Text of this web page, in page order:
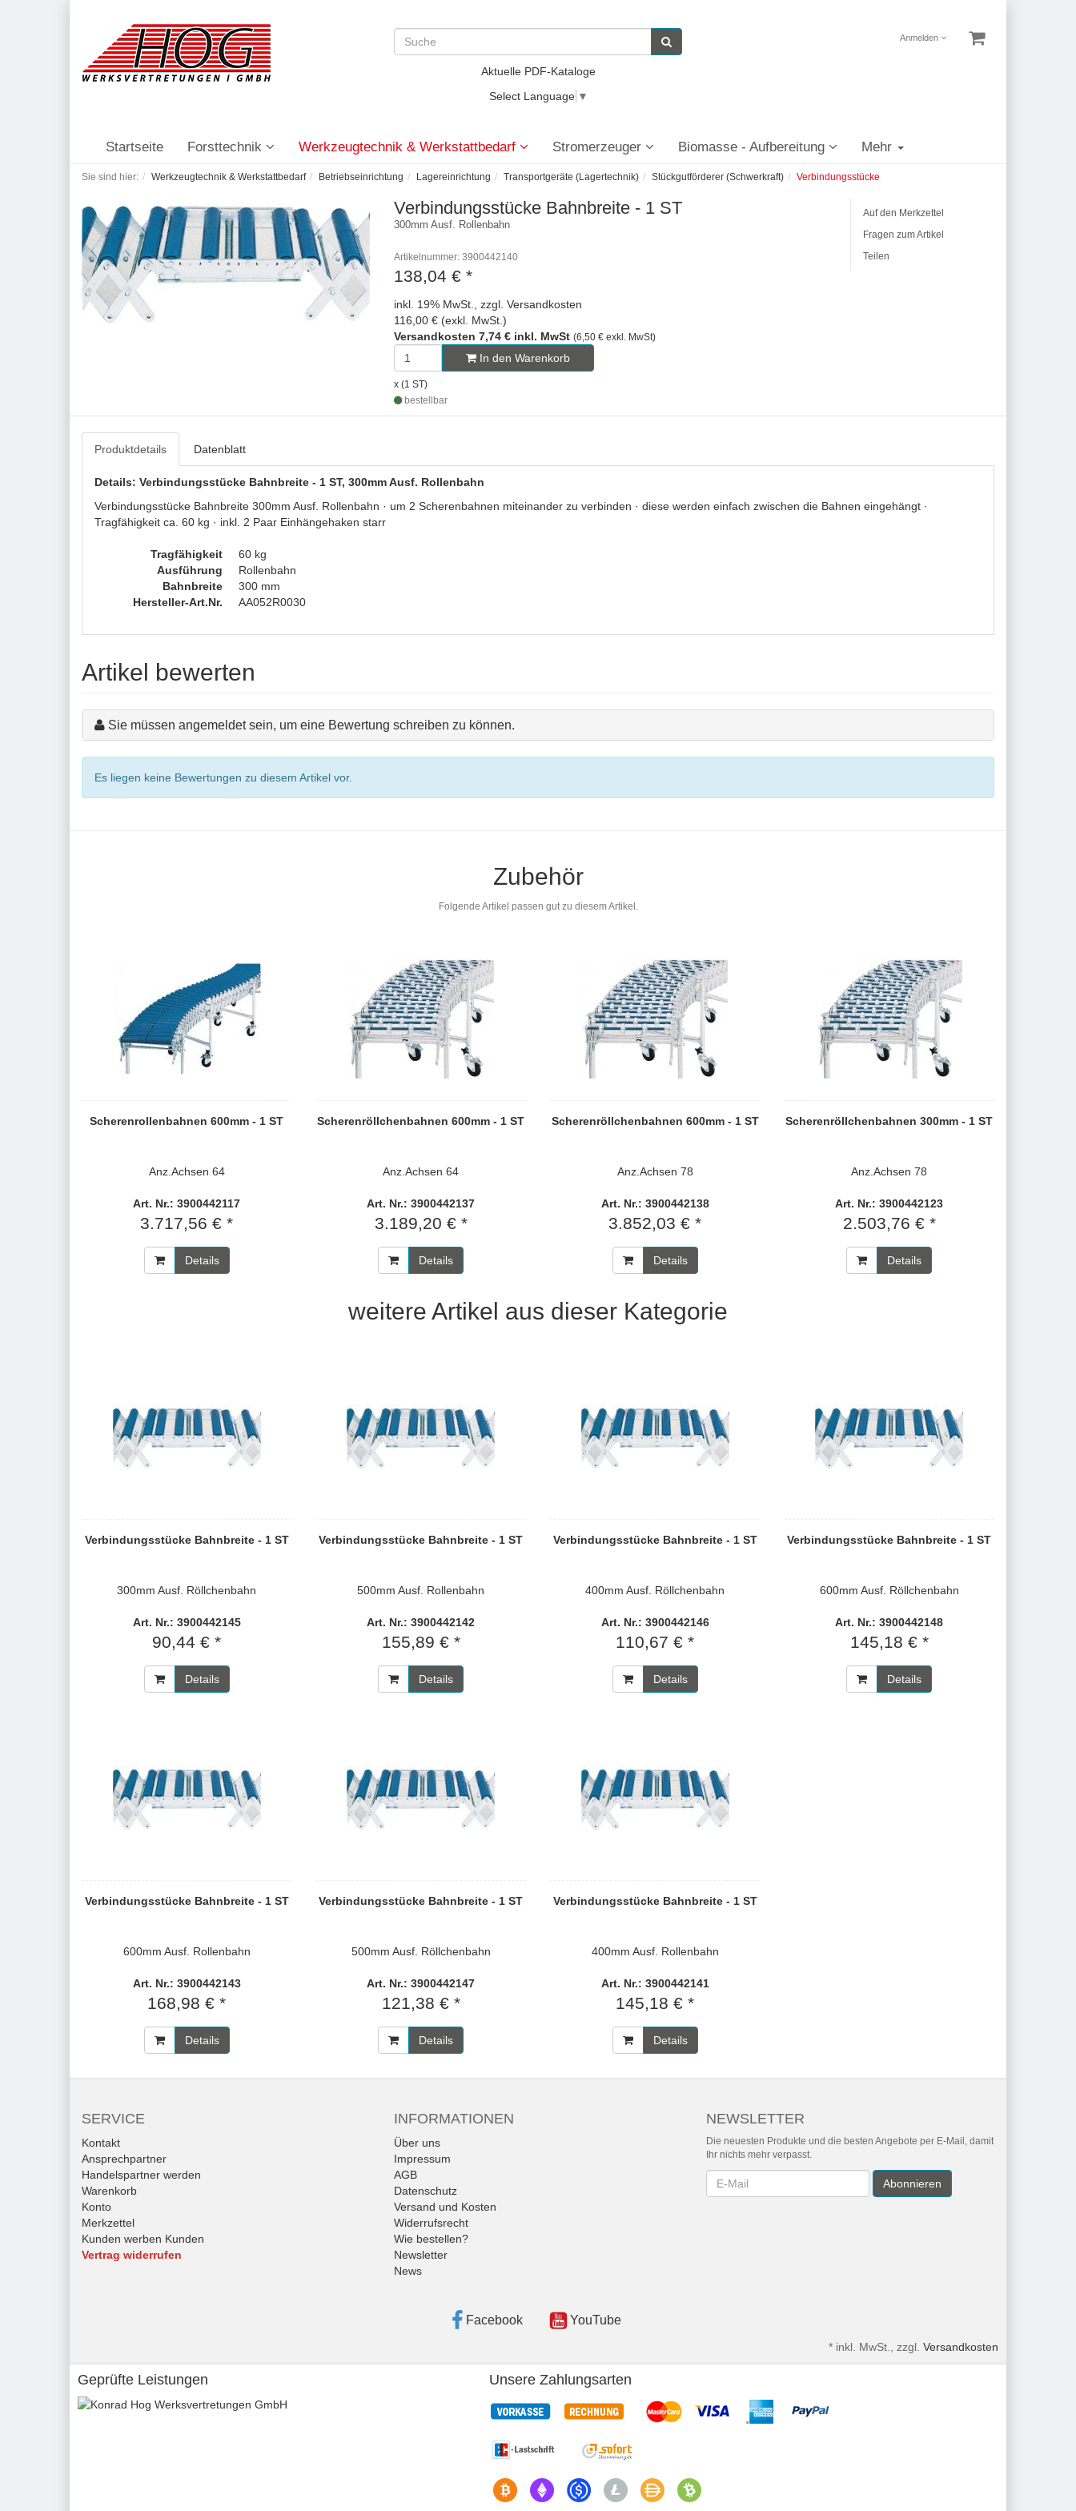
Anmelden
Aktuelle PDF-Kataloge
Select Language ▼
Startseite Forsttechnik Werkzeugtechnik & Werkstattbedarf Stromerzeuger Biomasse - Aufbereitung Mehr
Sie sind hier: Werkzeugtechnik & Werkstattbedarf Betriebseinrichtung Lagereinrichtung Transportgeräte (Lagertechnik) Stückgutförderer (Schwerkraft) Verbindungsstücke
Verbindungsstücke Bahnbreite - 1 ST
300mm Ausf. Rollenbahn
Artikelnummer: 3900442140
138,04 € *
inkl. 19% MwSt., zzgl. Versandkosten
116,00 € (exkl. MwSt.)
Versandkosten 7,74 € inkl. MwSt (6,50 € exkl. MwSt)
In den Warenkorb
x (1 ST)
bestellbar
Auf den Merkzettel
Fragen zum Artikel
Teilen
Produktdetails Datenblatt
Details: Verbindungsstücke Bahnbreite - 1 ST, 300mm Ausf. Rollenbahn
Verbindungsstücke Bahnbreite 300mm Ausf. Rollenbahn · um 2 Scherenbahnen miteinander zu verbinden · diese werden einfach zwischen die Bahnen eingehängt ·
Tragfähigkeit ca. 60 kg · inkl. 2 Paar Einhängehaken starr
Tragfähigkeit
60 kg
Ausführung
Rollenbahn
Bahnbreite
300 mm
Hersteller-Art.Nr.
AA052R0030
Artikel bewerten
Sie müssen angemeldet sein, um eine Bewertung schreiben zu können.
Es liegen keine Bewertungen zu diesem Artikel vor.
Zubehör
Folgende Artikel passen gut zu diesem Artikel.
Scherenrollenbahnen 600mm - 1 ST
Anz.Achsen 64
Art. Nr.: 3900442117
3.717,56 € *
Details
Scherenröllchenbahnen 600mm - 1 ST
Anz.Achsen 64
Art. Nr.: 3900442137
3.189,20 € *
Details
Scherenröllchenbahnen 600mm - 1 ST
Anz.Achsen 78
Art. Nr.: 3900442138
3.852,03 € *
Details
Scherenröllchenbahnen 300mm - 1 ST
Anz.Achsen 78
Art. Nr.: 3900442123
2.503,76 € *
Details
weitere Artikel aus dieser Kategorie
Verbindungsstücke Bahnbreite - 1 ST
300mm Ausf. Röllchenbahn
Art. Nr.: 3900442145
90,44 € *
Details
Verbindungsstücke Bahnbreite - 1 ST
500mm Ausf. Rollenbahn
Art. Nr.: 3900442142
155,89 € *
Details
Verbindungsstücke Bahnbreite - 1 ST
400mm Ausf. Röllchenbahn
Art. Nr.: 3900442146
110,67 € *
Details
Verbindungsstücke Bahnbreite - 1 ST
600mm Ausf. Röllchenbahn
Art. Nr.: 3900442148
145,18 € *
Details
Verbindungsstücke Bahnbreite - 1 ST
600mm Ausf. Rollenbahn
Art. Nr.: 3900442143
168,98 € *
Details
Verbindungsstücke Bahnbreite - 1 ST
500mm Ausf. Röllchenbahn
Art. Nr.: 3900442147
121,38 € *
Details
Verbindungsstücke Bahnbreite - 1 ST
400mm Ausf. Rollenbahn
Art. Nr.: 3900442141
145,18 € *
Details
SERVICE
Kontakt
Ansprechpartner
Handelspartner werden
Warenkorb
Konto
Merkzettel
Kunden werben Kunden
Vertrag widerrufen
INFORMATIONEN
Über uns
Impressum
AGB
Datenschutz
Versand und Kosten
Widerrufsrecht
Wie bestellen?
Newsletter
News
NEWSLETTER
Die neuesten Produkte und die besten Angebote per E-Mail, damit
Ihr nichts mehr verpasst.
Newsletter Abonnieren
Facebook YouTube
* inkl. MwSt., zzgl. Versandkosten
Geprüfte Leistungen Unsere Zahlungsarten